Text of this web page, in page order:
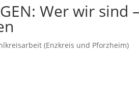
Wer wir
(Enzkreis und Pforzheim)